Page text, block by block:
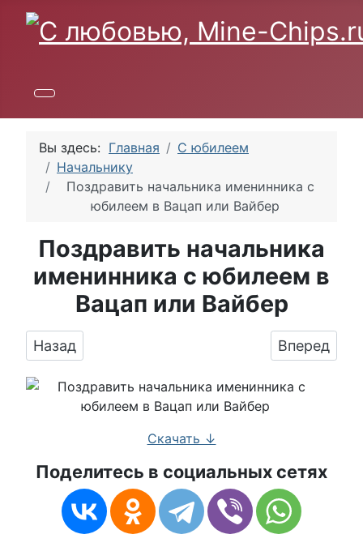
Вы здесь: Главная
С юбилеем
Начальнику
Поздравить начальника именинника с
юбилеем в Вацап или Вайбер
Поздравить начальника
именинника с юбилеем в
Вацап или Вайбер
Предыдущий: Подарить открытку с юбилеем
Назад Вперед
Скачать ↓
Поделитесь в социальных сетях